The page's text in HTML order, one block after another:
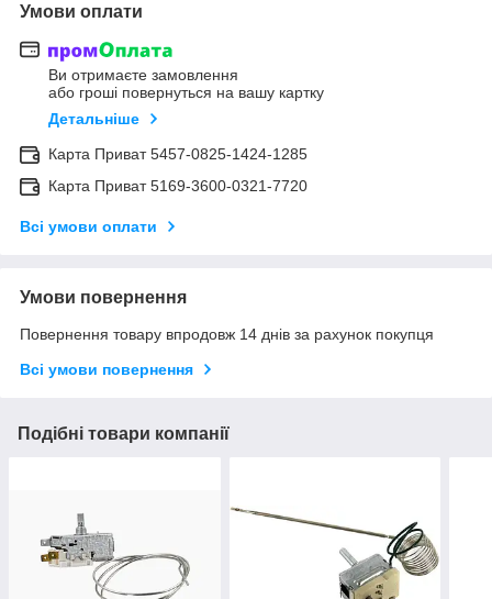
Умови оплати
Ви отримаєте замовлення
або гроші повернуться на вашу картку
Детальніше
Карта Приват 5457-0825-1424-1285
Карта Приват 5169-3600-0321-7720
Всі умови оплати
Умови повернення
Повернення товару впродовж 14 днів за рахунок покупця
Всі умови повернення
Подібні товари компанії